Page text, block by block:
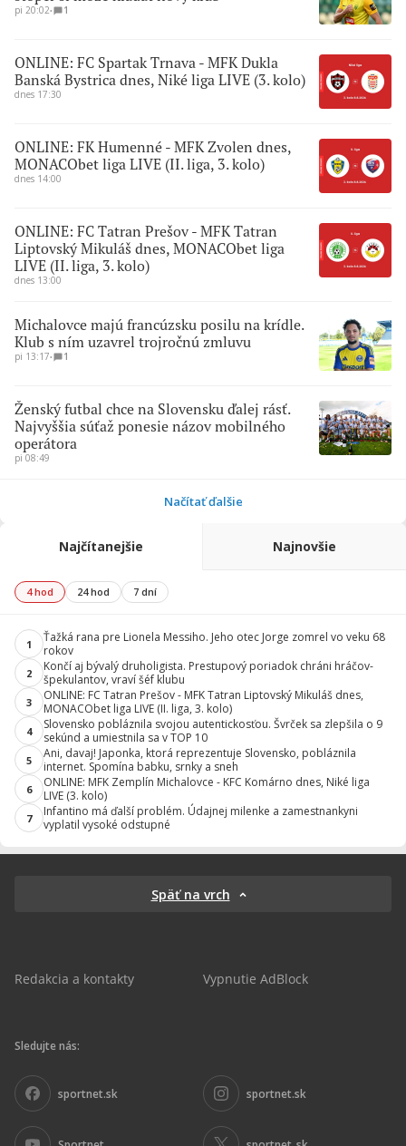
pi 20:02∙ 1
ONLINE: FC Spartak Trnava - MFK Dukla
Banská Bystrica dnes, Niké liga LIVE (3. kolo)
dnes 17:30
ONLINE: FK Humenné - MFK Zvolen dnes,
MONACObet liga LIVE (II. liga, 3. kolo)
dnes 14:00
ONLINE: FC Tatran Prešov - MFK Tatran
Liptovský Mikuláš dnes, MONACObet liga
LIVE (II. liga, 3. kolo)
dnes 13:00
Michalovce majú francúzsku posilu na krídle.
Klub s ním uzavrel trojročnú zmluvu
pi 13:17∙ 1
Ženský futbal chce na Slovensku ďalej rásť.
Najvyššia súťaž ponesie názov mobilného
operátora
pi 08:49
Načítať ďalšie
Najčítanejšie Najnovšie
4 hod 24 hod 7 dní
1
Ťažká rana pre Lionela Messiho. Jeho otec Jorge zomrel vo veku 68
rokov
2
Končí aj bývalý druholigista. Prestupový poriadok chráni hráčov-
špekulantov, vraví šéf klubu
3
ONLINE: FC Tatran Prešov - MFK Tatran Liptovský Mikuláš dnes,
MONACObet liga LIVE (II. liga, 3. kolo)
4
Slovensko pobláznila svojou autentickosťou. Švrček sa zlepšila o 9
sekúnd a umiestnila sa v TOP 10
5
Ani, davaj! Japonka, ktorá reprezentuje Slovensko, pobláznila
internet. Spomína babku, srnky a sneh
6
ONLINE: MFK Zemplín Michalovce - KFC Komárno dnes, Niké liga
LIVE (3. kolo)
7
Infantino má ďalší problém. Údajnej milenke a zamestnankyni
vyplatil vysoké odstupné
Späť na vrch
Redakcia a kontakty Vypnutie AdBlock
Sledujte nás:
sportnet.sk sportnet.sk